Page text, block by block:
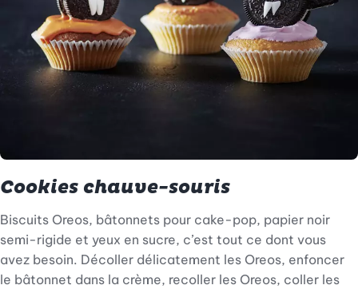
Cookies chauve-souris
Biscuits Oreos, bâtonnets pour cake-pop, papier noir
semi-rigide et yeux en sucre, c’est tout ce dont vous
avez besoin. Décoller délicatement les Oreos, enfoncer
le bâtonnet dans la crème, recoller les Oreos, coller les